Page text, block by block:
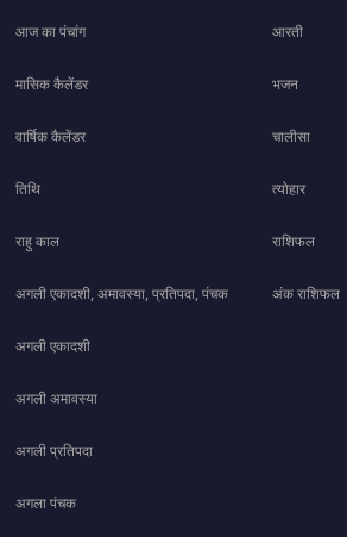
आज का पंचांग
मासिक कैलेंडर
वार्षिक कैलेंडर
तिथि
राहु काल
अगली एकादशी, अमावस्या, प्रतिपदा, पंचक
अगली एकादशी
अगली अमावस्या
अगली प्रतिपदा
अगला पंचक
आरती
भजन
चालीसा
त्योहार
राशिफल
अंक राशिफल